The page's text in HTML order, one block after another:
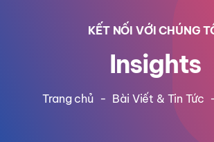
KẾT NỐI VỚI CHÚNG
Insights
Trang chủ - Bài Viết & Tin Tức